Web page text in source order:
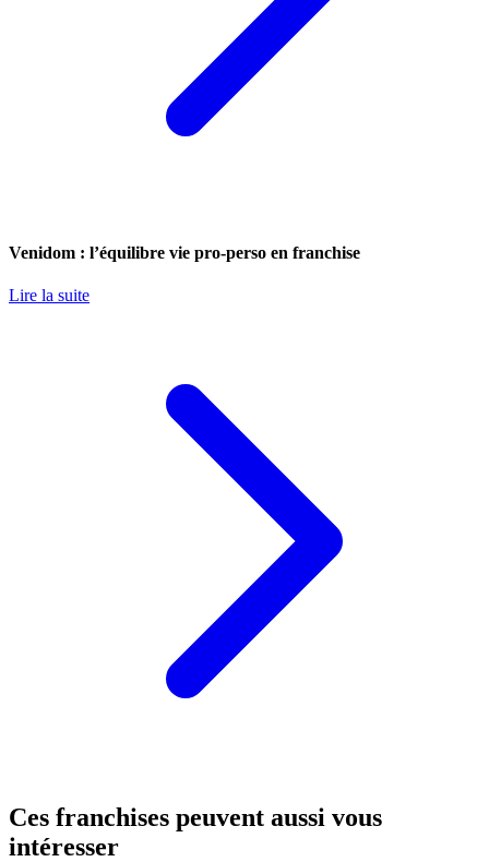
Venidom : l’équilibre vie pro-perso en franchise
Lire la suite
Ces franchises peuvent aussi vous
intéresser